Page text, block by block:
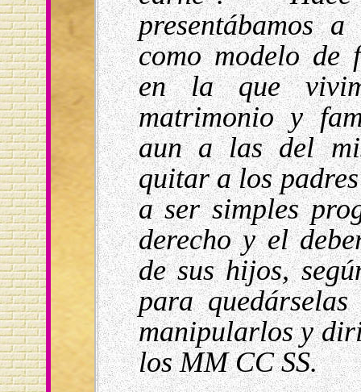
presentábamos
como modelo de
en la que
matrimonio y
aun a las del
quitar a los
a ser simples
derecho y el
de sus hijos,
para
manipularlos y
los MM CC SS.